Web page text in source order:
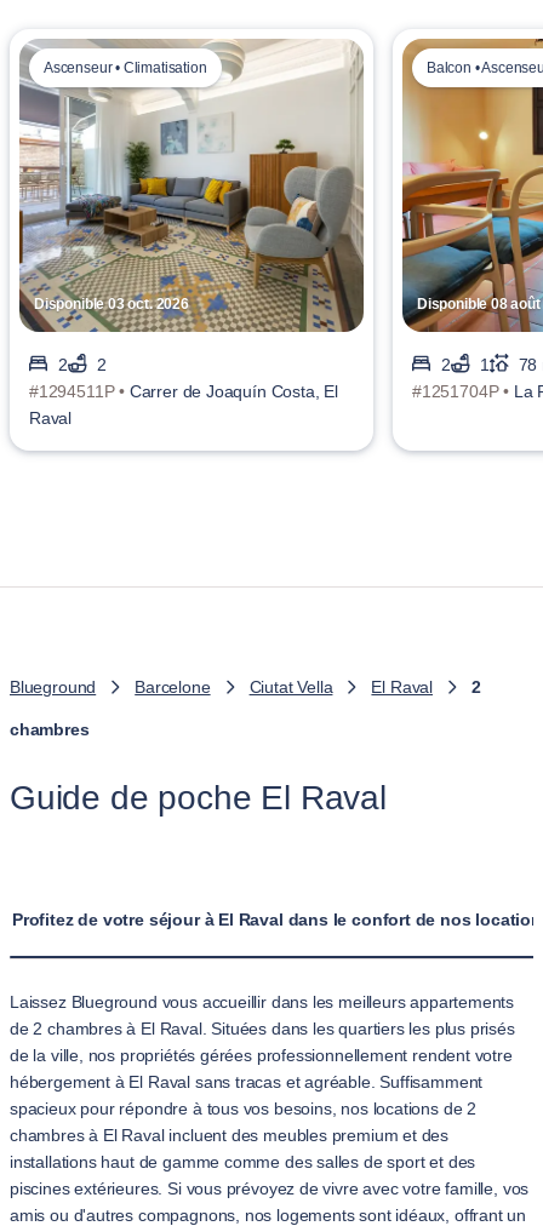
Disponible 03 oct. 2026
Ascenseur • Climatisation
2
2
#1294511P • Carrer de Joaquín Costa, El
Raval
Disponible 08 août
Balcon •
2 1
78
#1251704P • La
Blueground Barcelone Ciutat Vella El Raval 2
chambres
Guide de poche El Raval
Profitez de votre séjour à El Raval dans le confort de nos
Laissez Blueground vous accueillir dans les meilleurs appartements
de 2 chambres à El Raval. Situées dans les quartiers les plus prisés
de la ville, nos propriétés gérées professionnellement rendent votre
hébergement à El Raval sans tracas et agréable. Suffisamment
spacieux pour répondre à tous vos besoins, nos locations de 2
chambres à El Raval incluent des meubles premium et des
installations haut de gamme comme des salles de sport et des
piscines extérieures. Si vous prévoyez de vivre avec votre famille, vos
amis ou d'autres compagnons, nos logements sont idéaux, offrant un